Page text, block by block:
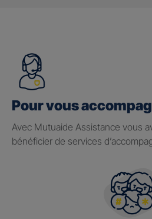
Pour vous
Avec Mutuaide Assistance vous
bénéficier de services